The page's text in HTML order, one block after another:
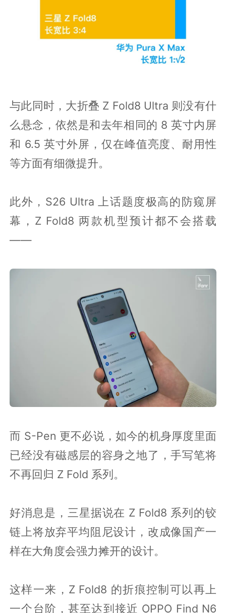
与此同时，大折叠 Z Fold8 Ultra 则没有什
么悬念，依然是和去年相同的 8 英寸内屏
和 6.5 英寸外屏，仅在峰值亮度、耐用性
等方面有细微提升。
此外，S26 Ultra 上话题度极高的防窥屏
幕，Z Fold8 两款机型预计都不会搭载
——
而 S-Pen 更不必说，如今的机身厚度里面
已经没有磁感层的容身之地了，手写笔将
不再回归 Z Fold 系列。
好消息是，三星据说在 Z Fold8 系列的铰
链上将放弃平均阻尼设计，改成像国产一
样在大角度会强力摊开的设计。
这样一来，Z Fold8 的折痕控制可以再上
一个台阶，甚至达到接近 OPPO Find N6